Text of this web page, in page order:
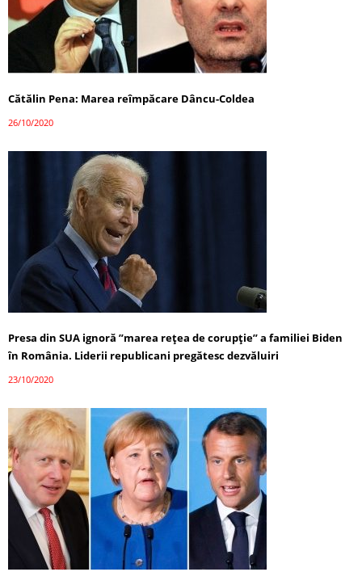
Cătălin Pena: Marea reîmpăcare Dâncu-Coldea
26/10/2020
Presa din SUA ignoră ”marea reţea de corupţie” a familiei Biden
în România. Liderii republicani pregătesc dezvăluiri
23/10/2020